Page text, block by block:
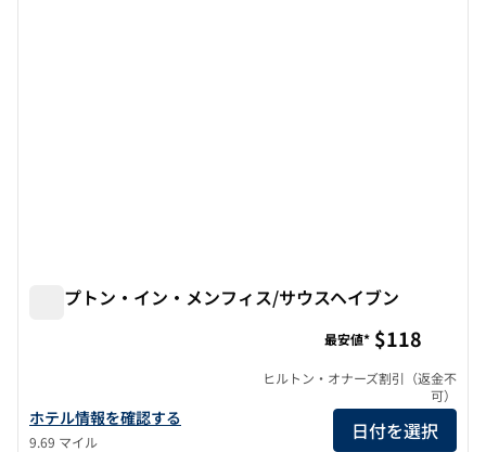
ハンプトン・イン・メンフィス/サウスヘイブン
ハンプトン・イン・メンフィス/サウスヘイブンの詳細を表示
ホテル情報を確認する
9.69 マイル
最安値* $118
ヒルトン・オナーズ割引（返金不
可）
日付を選択